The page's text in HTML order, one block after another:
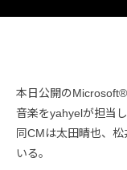
本日公開の
音楽をyahyelが担当
同CMは太田晴也、
いる。